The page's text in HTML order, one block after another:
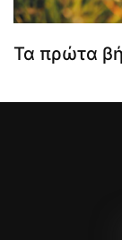
Τα πρώτα